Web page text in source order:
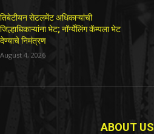
तिबेटीयन सेटलमेंट अधिकाऱ्यांची
जिल्हाधिकाऱ्यांना भेट; नॉर्ग्येलिंग कॅम्पला भेट
देण्याचे निमंत्रण
August 4, 2026
ABOUT US